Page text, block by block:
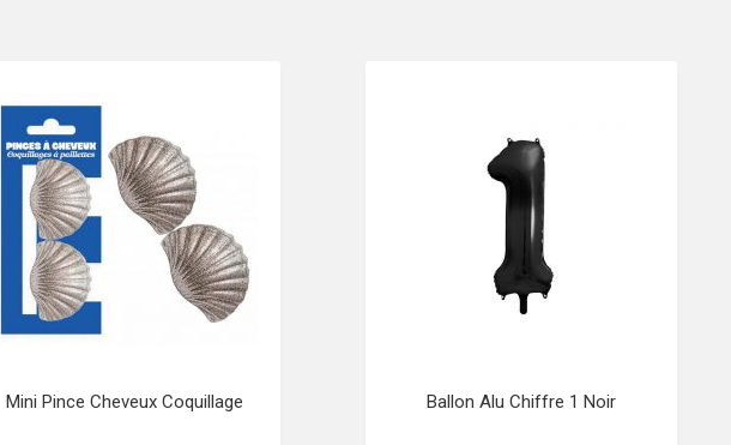
Mini Pince Cheveux Coquillage Ballon Alu Chiffre 1 Noir